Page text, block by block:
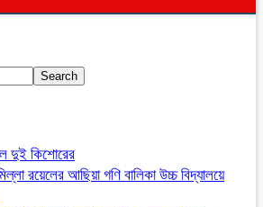
Search
দুই কিশোরের
রয়েলের আছিয়া গণি বালিকা উচ্চ বিদ্যালয়ে